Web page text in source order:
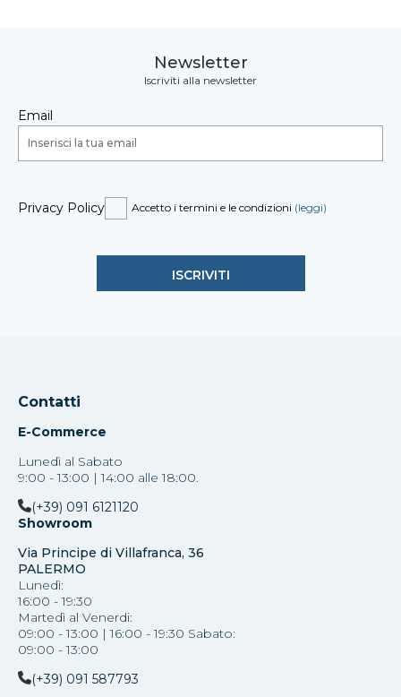
Newsletter
Iscriviti alla newsletter
Email
Privacy Policy Accetto i termini e le condizioni (leggi)
Contatti
E-Commerce
Lunedì al Sabato
9:00 - 13:00 | 14:00 alle 18:00.
(+39) 091 6121120
Showroom
Via Principe di Villafranca, 36
PALERMO
Lunedì:
16:00 - 19:30
Martedì al Venerdi:
09:00 - 13:00 | 16:00 - 19:30 Sabato:
09:00 - 13:00
(+39) 091 587793